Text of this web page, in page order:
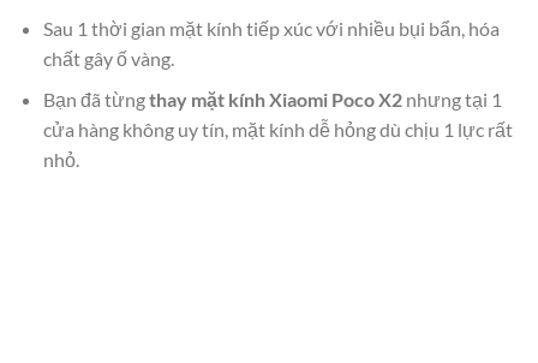
Sau 1 thời gian mặt kính tiếp xúc với nhiều bụi bẩn, hóa
chất gây ố vàng.
Bạn đã từngthay mặt kính Xiaomi Poco X2nhưng tại 1
cửa hàng không uy tín, mặt kính dễ hỏng dù chịu 1 lực rất
nhỏ.